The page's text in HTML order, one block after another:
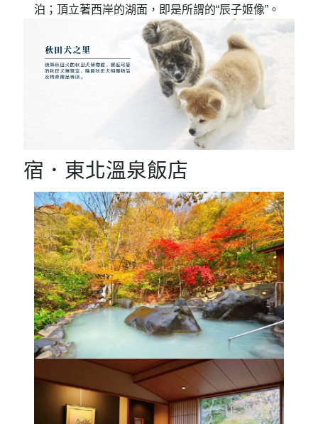
泊；頂立著西岸的湖面，即是所謂的“辰子姬像”。
宿．東北溫泉飯店